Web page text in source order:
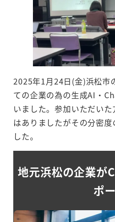
2025年1月24日(金)浜松市
ての企業の為の生成AI・
いました。参加いただい
はありましたがその分密
した。
地元浜松の企業が
ポ